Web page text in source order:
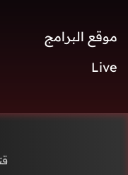
موقع البرامج
Live